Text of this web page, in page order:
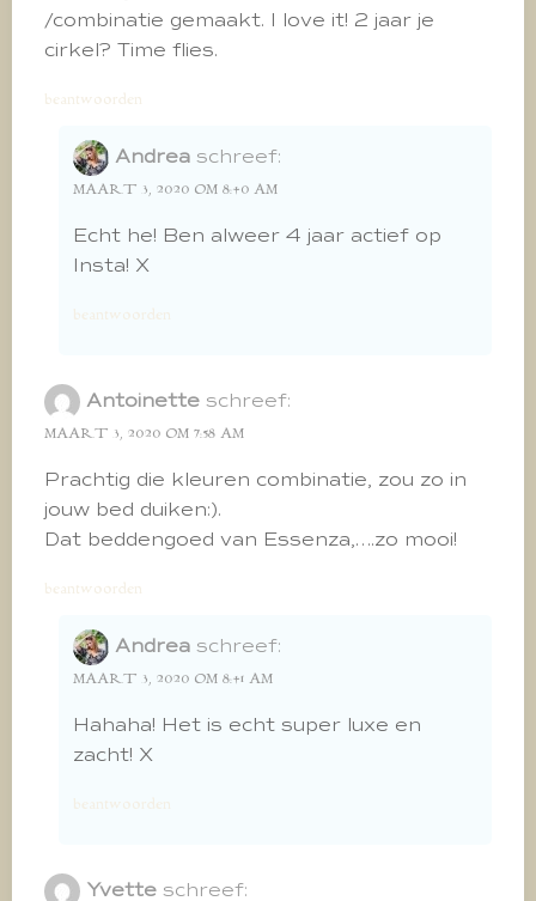
/combinatie gemaakt. I love it! 2 jaar je
cirkel? Time flies.
beantwoorden
Andrea schreef:
MAART 3, 2020 OM 8:40 AM
Echt he! Ben alweer 4 jaar actief op
Insta! X
beantwoorden
Antoinette schreef:
MAART 3, 2020 OM 7:58 AM
Prachtig die kleuren combinatie, zou zo in
jouw bed duiken:).
Dat beddengoed van Essenza,….zo mooi!
beantwoorden
Andrea schreef:
MAART 3, 2020 OM 8:41 AM
Hahaha! Het is echt super luxe en
zacht! X
beantwoorden
Yvette schreef: